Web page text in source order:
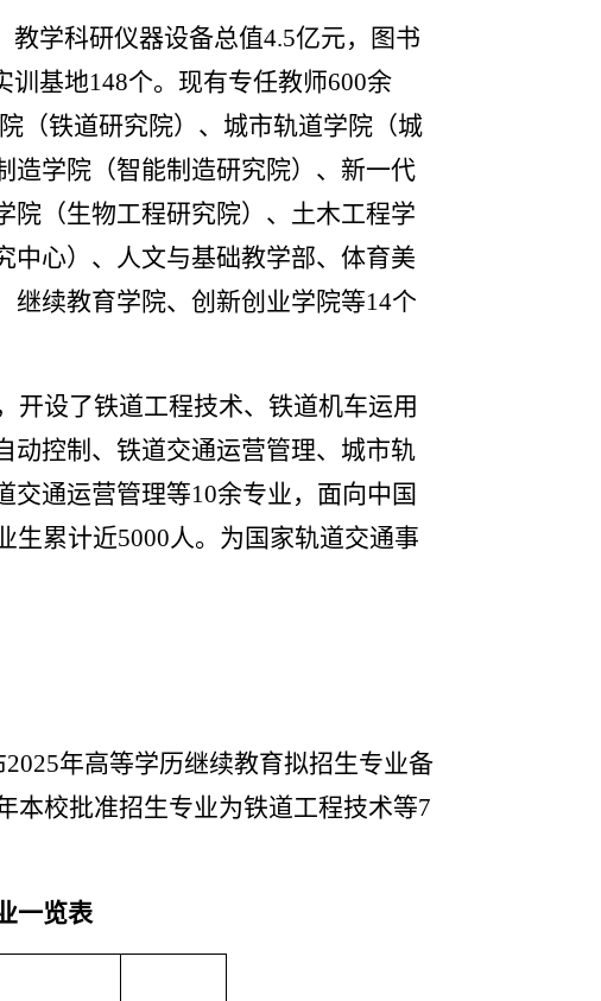
教学科研仪器设备总值4.5亿元，图书
训基地148个。现有专任教师600余
（铁道研究院）、城市轨道学院（城
造学院（智能制造研究院）、新一代
院（生物工程研究院）、土木工程学
中心）、人文与基础教学部、体育美
继续教育学院、创新创业学院等14个
开设了铁道工程技术、铁道机车运用
动控制、铁道交通运营管理、城市轨
交通运营管理等10余专业， 面向中国
生累计近5000人。为国家轨道交通事
年高等学历继续教育拟招生专业备
本校批准招生专业为铁道工程技术等7
一览表